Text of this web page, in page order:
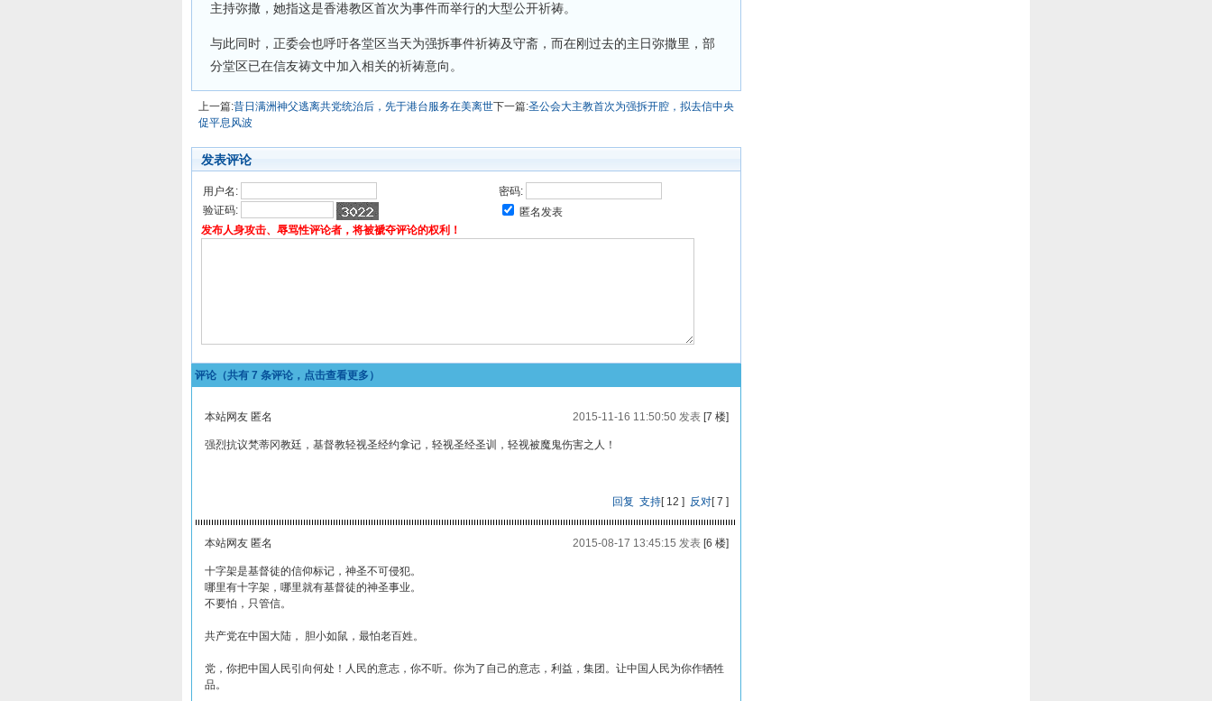
主持弥撒，她指这是香港教区首次为事件而举行的大型公开祈祷。
与此同时，正委会也呼吁各堂区当天为强拆事件祈祷及守斋，而在刚过去的主日弥撒里，部
分堂区已在信友祷文中加入相关的祈祷意向。
上一篇:昔日满洲神父逃离共党统治后，先于港台服务在美离世下一篇:圣公会大主教首次为强拆开腔，拟去信中央
促平息风波
发表评论
用户名:
密码:
验证码:
匿名发表
发布人身攻击、辱骂性评论者，将被褫夺评论的权利！
评论（共有 7 条评论，点击查看更多）
本站网友 匿名 2015-11-16 11:50:50 发表[7 楼]
强烈抗议梵蒂冈教廷，基督教轻视圣经约拿记，轻视圣经圣训，轻视被魔鬼伤害之人！
回复 支持[12 ] 反对[7 ]
本站网友 匿名 2015-08-17 13:45:15 发表[6 楼]
十字架是基督徒的信仰标记，神圣不可侵犯。
哪里有十字架，哪里就有基督徒的神圣事业。
不要怕，只管信。
共产党在中国大陆， 胆小如鼠，最怕老百姓。
党，你把中国人民引向何处！人民的意志，你不听。你为了自己的意志，利益，集团。让中国人民为你作牺牲
品。